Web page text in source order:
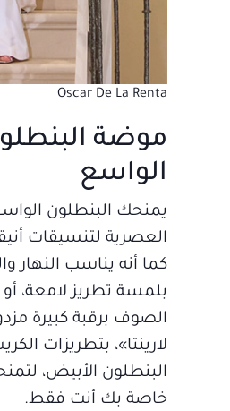
Oscar De La Renta
موضة
الواسع
يمنحك البنطلون
العصرية لتنسيقات
كما أنه يناسب النهار
بلمسة تطريز لامعة، أو
الصوف برقبة كبيرة
لارينتا»، بتطريزات
البنطلون الأبيض،
خاصة بك أنت فقط.